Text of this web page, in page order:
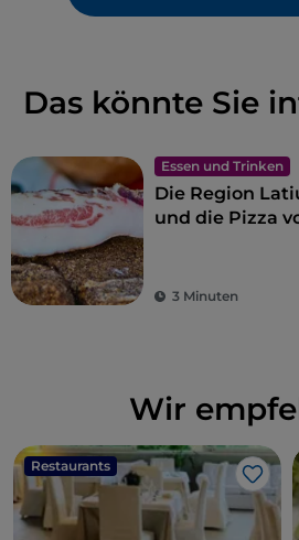
Das könnte Sie
Essen und Trinken
Die Region
und die Pizza
3 Minuten
Wir
Restaurants
Like